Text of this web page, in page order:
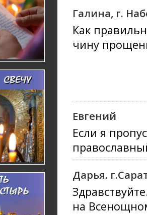
Галина, г.
Как
чину
Евгений
Если я
Дарья.
на